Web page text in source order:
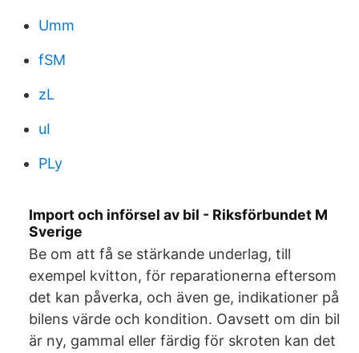
Umm
fSM
zL
uI
PLy
Import och införsel av bil - Riksförbundet M
Sverige
Be om att få se stärkande underlag, till
exempel kvitton, för reparationerna eftersom
det kan påverka, och även ge, indikationer på
bilens värde och kondition. Oavsett om din bil
är ny, gammal eller färdig för skroten kan det